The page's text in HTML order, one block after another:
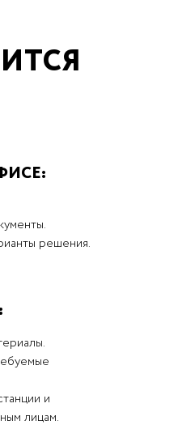
решения.
и
лицам.